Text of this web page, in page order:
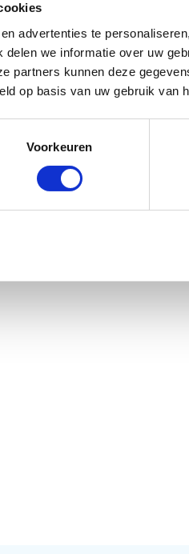
advertenties te
we informatie over uw
partners kunnen deze
op basis van uw gebruik van
Voorkeuren
Strass - Wit
3-5 werkdagen